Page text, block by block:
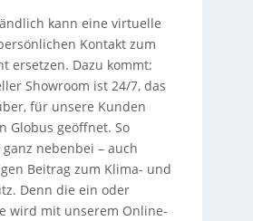
kann eine virtuelle
Kontakt zum
ersetzen. Dazu kommt:
Showroom ist 24/7, das
für unsere Kunden
Globus geöffnet. So
nebenbei – auch
Beitrag zum Klima- und
Denn die ein oder
wird mit unserem Online-